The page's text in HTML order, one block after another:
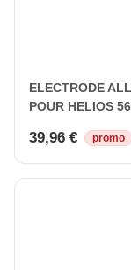
ELECTRODE
POUR HELIOS
39,96 € promo